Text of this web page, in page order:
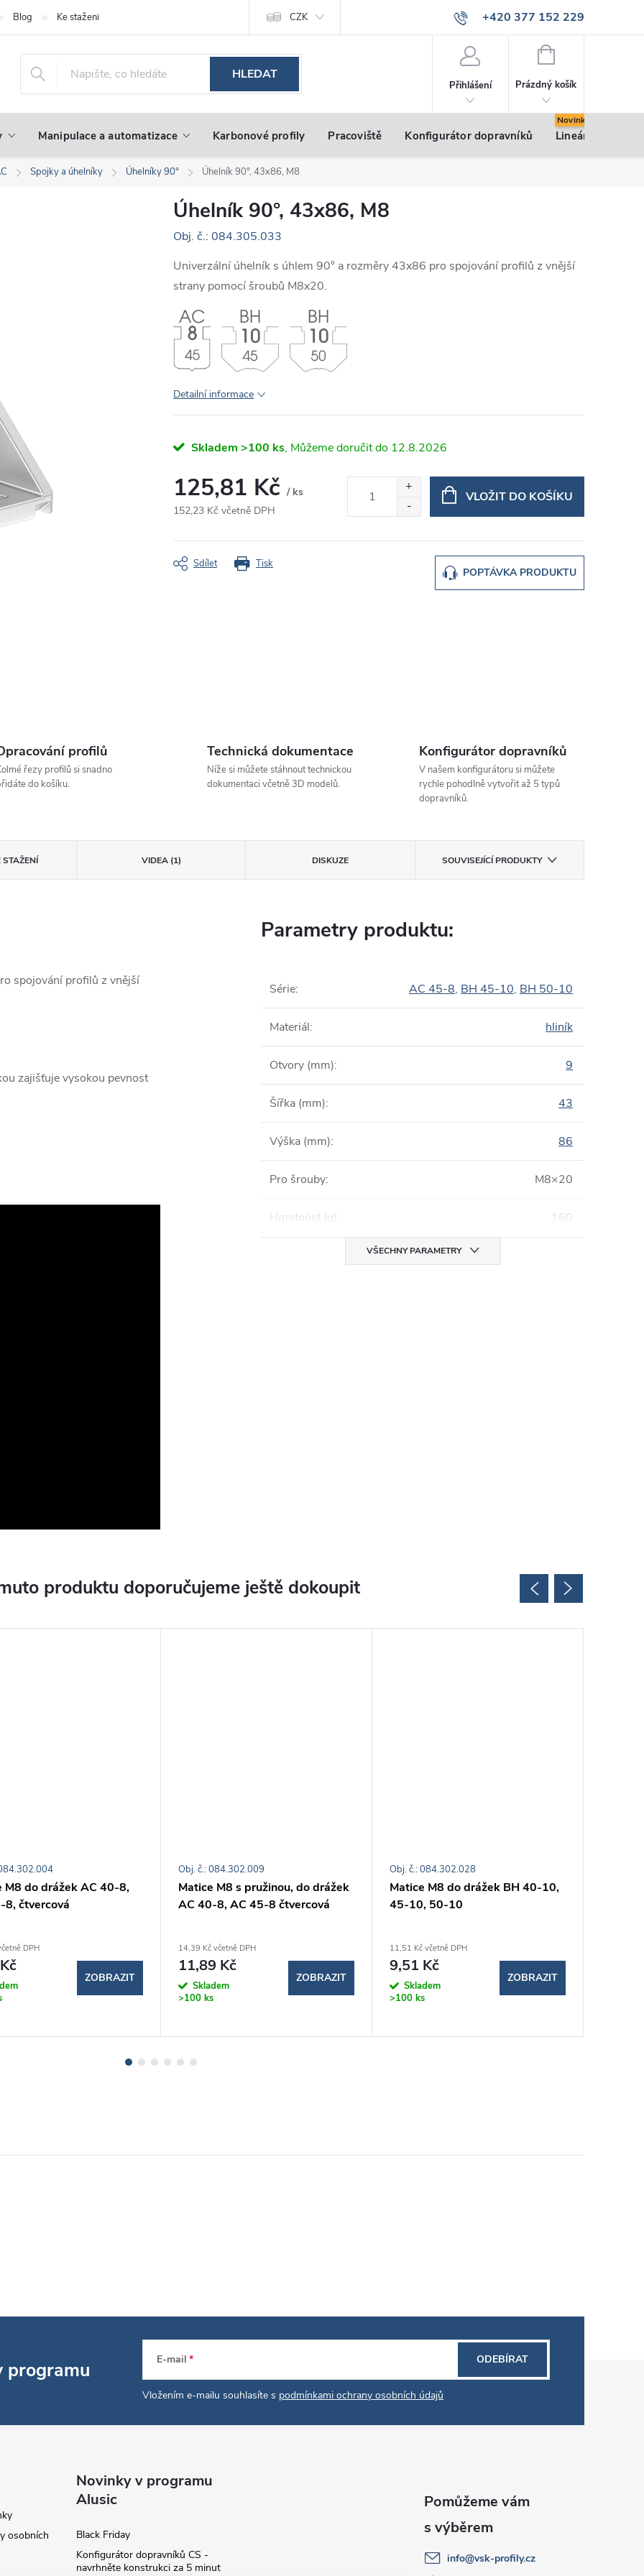
+420 377 152 229
info@vsk-profily.cz
Blog Ke stažení CZK
HLEDAT
Přihlášení
NÁKUPNÍ
Prázdný košík
Manipulace a automatizace Karbonové profily Pracoviště Konfigurátor dopravníků Lineární pohony
Spojky a úhelníky Úhelníky 90° Úhelník 90°, 43x86, M8
Úhelník 90°, 43x86, M8
Obj. č.: 084.305.033
Univerzální úhelník s úhlem 90° a rozměry 43x86 pro spojování profilů z vnější
strany pomocí šroubů M8x20.
Detailní informace
Skladem >100 ks 12.8.2026
125,81 Kč / ks
152,23 Kč včetně DPH
cena:
VLOŽIT DO KOŠÍKU
Tisk
POPTÁVKA PRODUKTU
Sdílet
profilů
řezy profilů si snadno
do košíku.
Technická dokumentace
Níže si můžete stáhnout technickou
dokumentaci včetně 3D modelů.
Konfigurátor dopravníků
V našem konfigurátoru si můžete
rychle pohodlně vytvořit až 5 typů
dopravníků.
STAŽENÍ VIDEA (1) DISKUZE SOUVISEJÍCÍ PRODUKTY
spojování profilů z vnější
zajišťuje vysokou pevnost
Parametry produktu:
Série: AC 45-8, BH 45-10, BH 50-10
Materiál: hliník
Otvory (mm): 9
Šířka (mm): 43
Výška (mm): 86
Pro šrouby: M8×20
Hmotnost (g): 160
VŠECHNY PARAMETRY
produktu doporučujeme ještě dokoupit
M8 do drážek AC 40-8,
8, čtvercová
DPH
ZOBRAZIT
Matice M8 s pružinou, do drážek
AC 40-8, AC 45-8 čtvercová
14,39 Kč včetně DPH
11,89 Kč
Skladem
>100 ks
ZOBRAZIT
Obj. č.: 084.302.009
Matice M8 do drážek BH 40-10,
45-10, 50-10
11,51 Kč včetně DPH
9,51 Kč
Skladem
>100 ks
ZOBRAZIT
Obj. č.: 084.302.028
programu E-mail
Vložením e-mailu souhlasíte s podmínkami ochrany osobních údajů
ODEBÍRAT
osobních
Novinky v programu
Alusic
Black Friday
Konfigurátor dopravníků CS -
navrhněte konstrukci za 5 minut
info@vsk-profily.cz